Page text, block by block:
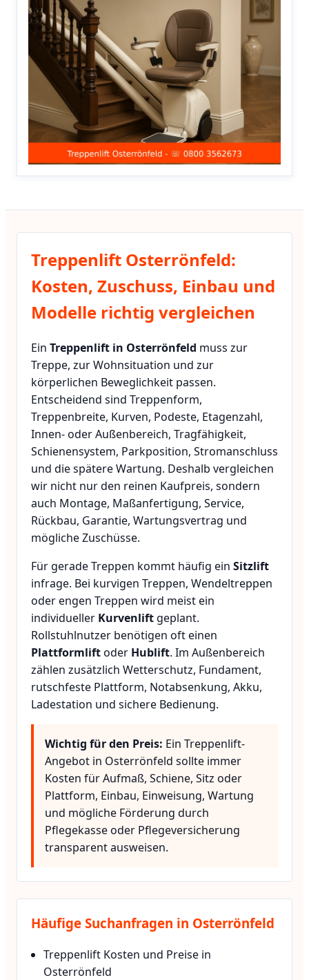
Treppenlift Osterrönfeld:
Kosten, Zuschuss, Einbau und
Modelle richtig vergleichen
Ein Treppenlift in Osterrönfeld muss zur
Treppe, zur Wohnsituation und zur
körperlichen Beweglichkeit passen.
Entscheidend sind Treppenform,
Treppenbreite, Kurven, Podeste, Etagenzahl,
Innen- oder Außenbereich, Tragfähigkeit,
Schienensystem, Parkposition, Stromanschluss
und die spätere Wartung. Deshalb vergleichen
wir nicht nur den reinen Kaufpreis, sondern
auch Montage, Maßanfertigung, Service,
Rückbau, Garantie, Wartungsvertrag und
mögliche Zuschüsse.
Für gerade Treppen kommt häufig ein Sitzlift
infrage. Bei kurvigen Treppen, Wendeltreppen
oder engen Treppen wird meist ein
individueller Kurvenlift geplant.
Rollstuhlnutzer benötigen oft einen
Plattformliftoder Hublift. Im Außenbereich
zählen zusätzlich Wetterschutz, Fundament,
rutschfeste Plattform, Notabsenkung, Akku,
Ladestation und sichere Bedienung.
Wichtig für den Preis: Ein Treppenlift-
Angebot in Osterrönfeld sollte immer
Kosten für Aufmaß, Schiene, Sitz oder
Plattform, Einbau, Einweisung, Wartung
und mögliche Förderung durch
Pflegekasse oder Pflegeversicherung
transparent ausweisen.
Häufige Suchanfragen in Osterrönfeld
Treppenlift Kosten und Preise in
Osterrönfeld